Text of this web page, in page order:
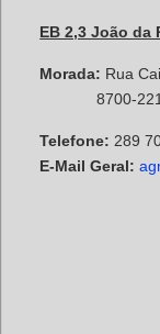
EB 2,3 João da
Morada: Rua
8700-221
Telefone: 289
E-Mail Geral: